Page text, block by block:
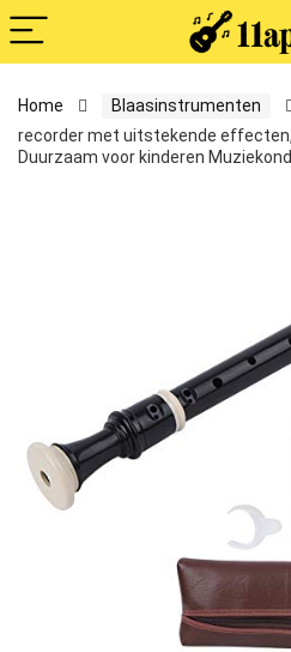
Home Blaasinstrumenten
recorder met uitstekende
Duurzaam voor kinderen